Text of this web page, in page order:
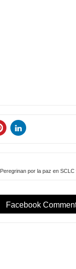
Peregrinan por la paz en
Facebook